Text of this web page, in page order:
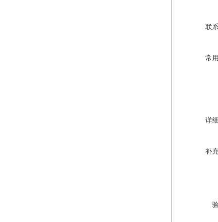
联
常
详
补